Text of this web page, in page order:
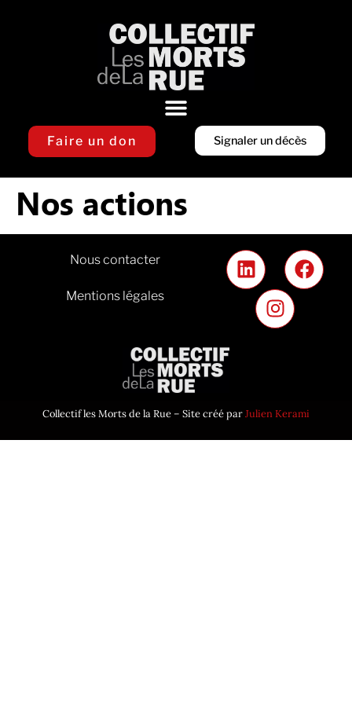
Faire un don Signaler un décès
Nos actions
Nous contacter
Mentions légales
Collectif les Morts de la Rue – Site créé parJulien Kerami